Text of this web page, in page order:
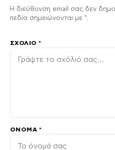
Η διεύθυνση email σας δεν
πεδία σημειώνονται με *.
ΣΧΌΛΙΟ*
ΌΝΟΜΑ *